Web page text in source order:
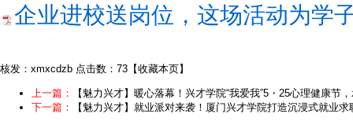
企业进校送岗位，这场活动为学
核发：xmxcdzb 点击数：73 【收藏本页】
上一篇：
【魅力兴才】暖心落幕！兴才学院“我爱我”5・25心理健康节
下一篇：
【魅力兴才】就业派对来袭！厦门兴才学院打造沉浸式就业求